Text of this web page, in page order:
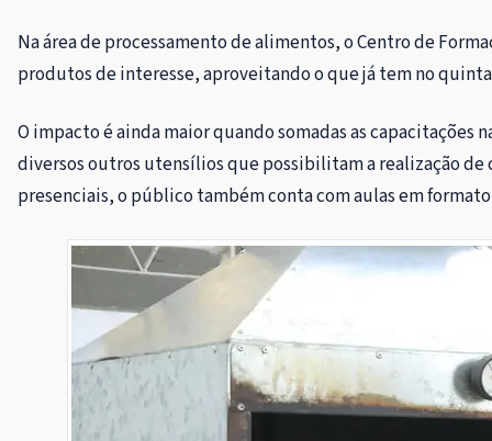
Na área de processamento de alimentos, o Centro de
produtos de interesse, aproveitando o que já tem no
O impacto é ainda maior quando somadas as
diversos outros utensílios que possibilitam a realização de
presenciais, o público também conta com aulas em